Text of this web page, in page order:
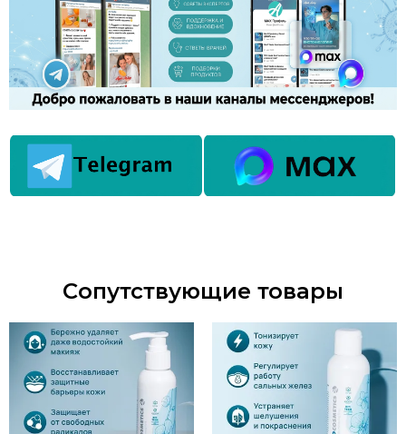
Сопутствующие товары